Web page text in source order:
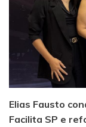
Elias Fausto
Facilita SP e